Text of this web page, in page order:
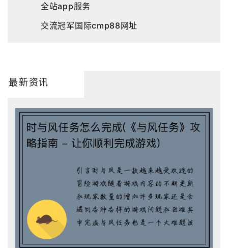
全站app服务
交流冠军国际cmp88网址
最新资讯